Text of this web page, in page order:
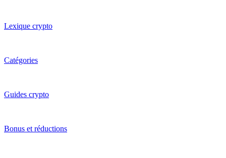
Lexique crypto
Catégories
Guides crypto
Bonus et réductions